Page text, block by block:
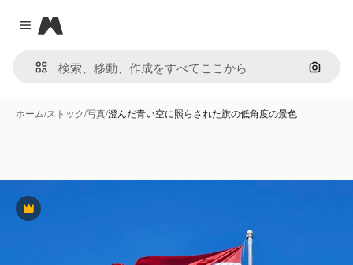
Close menu
Magnific
画像で
ホーム/ストック/写真/澄んだ青い空に照らされた旗の低角度の景色
Premium